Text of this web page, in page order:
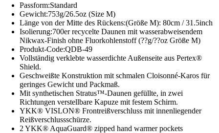
Passform:Standard
Gewicht:753g/26.5oz (Size M)
Länge von der Mitte des Rückens:(Größe M): 80cm / 31.5inch
Isolierung:700er recycelte Daunen mit wasserabweisendem
Nikwax-Finish ohne Fluorkohlenstoff (??g/??oz Größe M)
Produkt-Code:QDB-49
Vollständig verklebte wasserdichte Außenseite aus Pertex®
Shield.
Geschweißte Konstruktion mit schmalen Cloisonné-Karos für
geringes Gewicht und Packmaß.
Mit synthetischen Stratus™-Daunen gefüllte, in zwei
Richtungen verstellbare Kapuze mit festem Schirm.
YKK® VISLON® Frontreißverschluss mit innenliegender
Reißverschlussschürze.
2 YKK® AquaGuard® zipped hand warmer pockets